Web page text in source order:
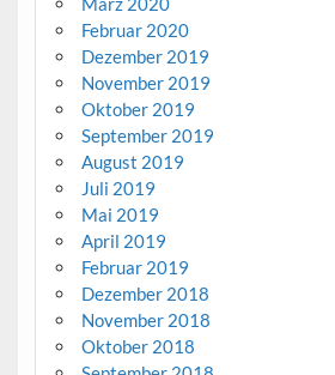
Februar 2020
Dezember 2019
November 2019
Oktober 2019
September 2019
August 2019
Juli 2019
Mai 2019
April 2019
Februar 2019
Dezember 2018
November 2018
Oktober 2018